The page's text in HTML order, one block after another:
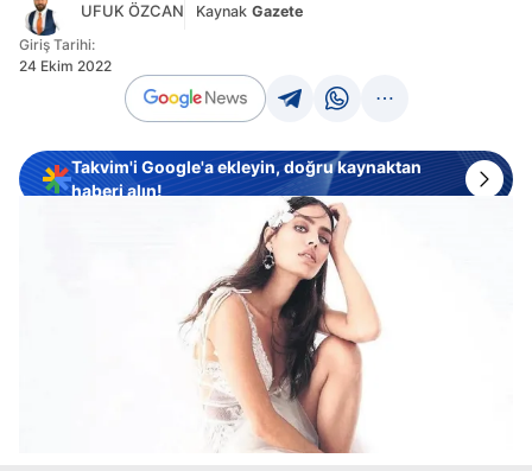
UFUK ÖZCAN Kaynak Gazete
Giriş Tarihi:
24 Ekim 2022
Takvim'i Google'a ekleyin, doğru kaynaktan
haberi alın!